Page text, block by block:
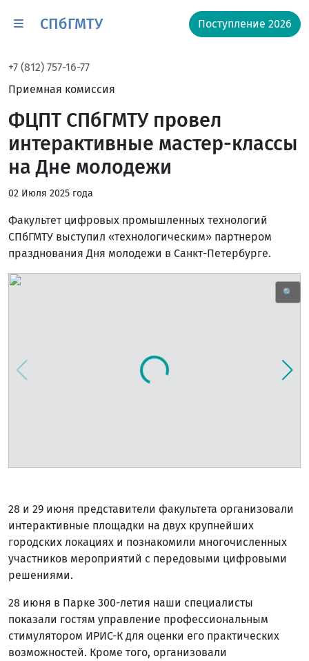
СПбГМТУ Поступление 2026
+7 (812) 757-16-77
Приемная комиссия
ФЦПТ СПбГМТУ провел
интерактивные мастер-классы
на Дне молодежи
02 Июля 2025 года
Факультет цифровых промышленных технологий
СПбГМТУ выступил «технологическим» партнером
празднования Дня молодежи в Санкт-Петербурге.
🔍
28 и 29 июня представители факультета организовали
интерактивные площадки на двух крупнейших
городских локациях и познакомили многочисленных
участников мероприятий с передовыми цифровыми
решениями.
28 июня в Парке 300-летия наши специалисты
показали гостям управление профессиональным
стимулятором ИРИС-К для оценки его практических
возможностей. Кроме того, организовали